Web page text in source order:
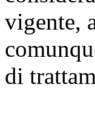
vigente,
di